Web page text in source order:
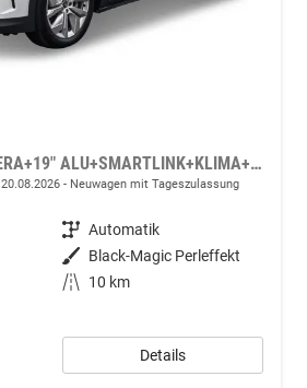
60 SHZ+ACC+KAMERA+19" ALU+SMARTLINK+KLIMA+LED
20.08.2026 Neuwagen mit Tageszulassung
Getriebe Automatik
Außenfarbe Black-Magic Perleffekt
Kilometerstand
10 km
Details